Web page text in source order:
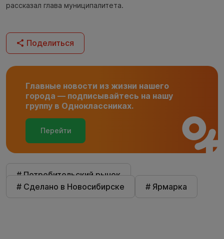
рассказал глава муниципалитета.
Поделиться
Главные новости из жизни нашего
города — подписывайтесь на нашу
группу в Одноклассниках.
Перейти
# Потребительский рынок
# Сделано в Новосибирске
# Ярмарка